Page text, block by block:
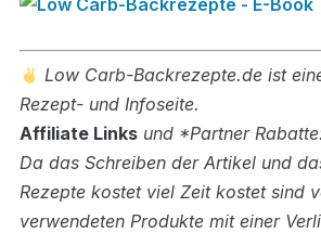
Low Carb-Backrezepte.de ist
Rezept- und Infoseite.
Affiliate Linksund *Partner
Da das Schreiben der Artikel und
Rezepte kostet viel Zeit kostet sind
verwendeten Produkte mit einer